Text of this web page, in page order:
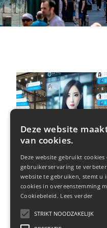
Instore AI-
Assistent
Deze website
van cookies.
Deze website gebruikt cookies
gebruikerservaring te
website te gebruiken, stemt u
cookies in overeenstemming
Cookiebeleid. Lees verder
STRIKT NOODZAKELIJK